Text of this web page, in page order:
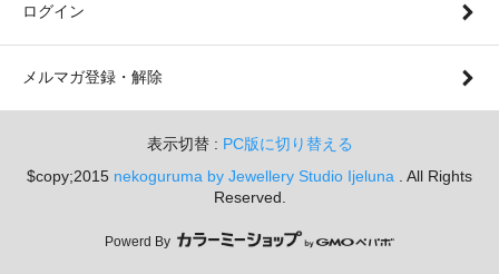
ログイン
メルマガ登録・解除
表示切替 : PC版に切り替える
$copy;2015 nekoguruma by Jewellery Studio Ijeluna . All Rights
Reserved.
Powerd By